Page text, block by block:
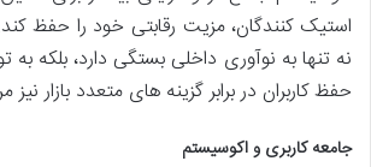
استیک کنندگان، مزیت رقابتی خود را حفظ
نه تنها به نوآوری داخلی بستگی دارد، بلکه
حفظ کاربران در برابر گزینه های متعدد بازار
جامعه کاربری و اکوسیستم